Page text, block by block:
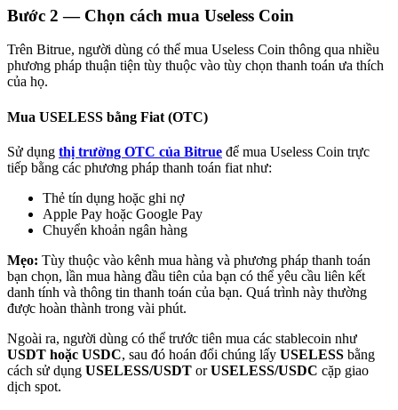
Đối tác Bitrue
Lên đến 65% hoa hồng!
Bước 2 — Chọn cách mua Useless Coin
Trên Bitrue, người dùng có thể mua Useless Coin thông qua nhiều
phương pháp thuận tiện tùy thuộc vào tùy chọn thanh toán ưa thích
của họ.
Mua USELESS bằng Fiat (OTC)
Sử dụng thị trường OTC của Bitrue để mua Useless Coin trực
tiếp bằng các phương pháp thanh toán fiat như:
Thẻ tín dụng hoặc ghi nợ
Apple Pay hoặc Google Pay
Chuyển khoản ngân hàng
Mẹo: Tùy thuộc vào kênh mua hàng và phương pháp thanh toán
bạn chọn, lần mua hàng đầu tiên của bạn có thể yêu cầu liên kết
danh tính và thông tin thanh toán của bạn. Quá trình này thường
được hoàn thành trong vài phút.
Ngoài ra, người dùng có thể trước tiên mua các stablecoin như
USDT hoặc USDC, sau đó hoán đổi chúng lấy USELESS bằng
cách sử dụng USELESS/USDT orUSELESS/USDC cặp giao
dịch spot.